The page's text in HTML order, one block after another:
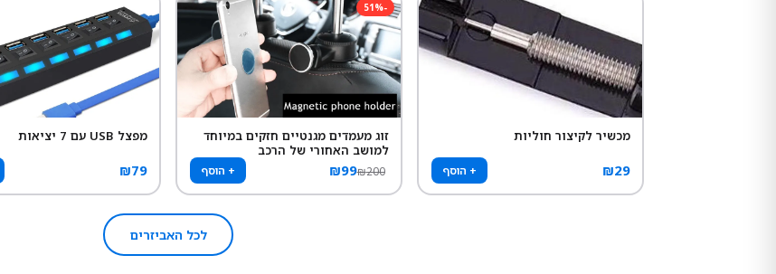
מכשיר לקיצור חוליות
₪29 + הוסף
-
51%
זוג מעמדים מגנטיים חזקים במיוחד
למושב האחורי של הרכב
₪99₪200 + הוסף
מפצל USB עם 7 יציאות
₪79
לכל האביזרים